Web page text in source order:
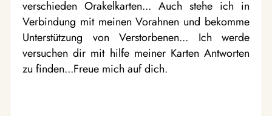
verschieden Orakelkarten... Auch stehe ich in
Verbindung mit meinen Vorahnen und bekomme
Unterstützung von Verstorbenen... Ich werde
versuchen dir mit hilfe meiner Karten Antworten
zu finden...Freue mich auf dich.